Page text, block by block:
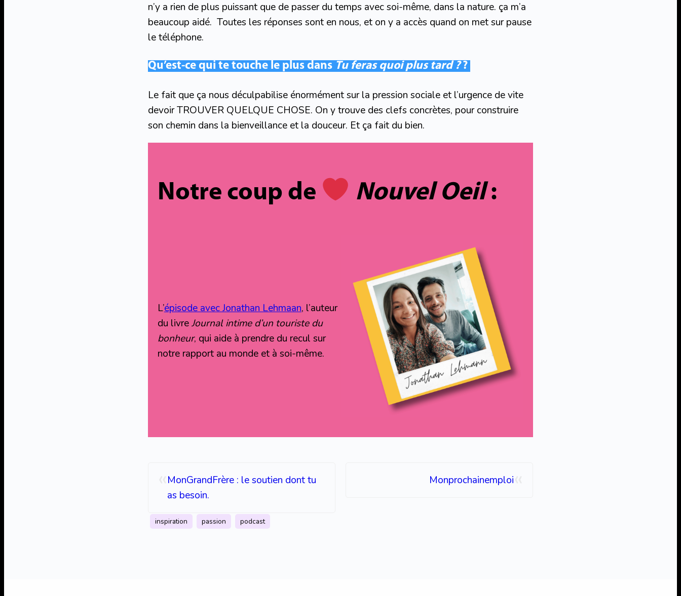
n’y a rien de plus puissant que de passer du temps avec soi-même, dans la nature. ça m’a
beaucoup aidé. Toutes les réponses sont en nous, et on y a accès quand on met sur pause
le téléphone.
Qu’est-ce qui te touche le plus dans Tu feras quoi plus tard ??
Le fait que ça nous déculpabilise énormément sur la pression sociale et l’urgence de vite
devoir TROUVER QUELQUE CHOSE. On y trouve des clefs concrètes, pour construire
son chemin dans la bienveillance et la douceur. Et ça fait du bien.
Notre coup de Nouvel Oeil:
L’épisode avec Jonathan Lehmaan, l’auteur
du livreJournal intime d’un touriste du
bonheur, qui aide à prendre du recul sur
notre rapport au monde et à soi-même.
MonGrandFrère : le soutien dont tu
as besoin.
Monprochainemploi
inspiration passion podcast